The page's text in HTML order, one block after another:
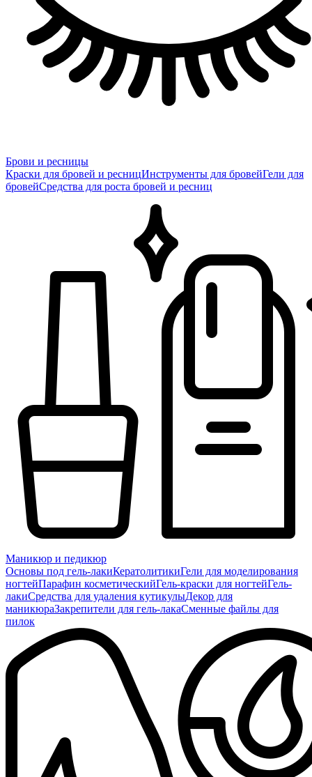
Брови и ресницы
Краски для бровей и ресницИнструменты для бровейГели для
бровейСредства для роста бровей и ресниц
Маникюр и педикюр
Основы под гель-лакиКератолитикиГели для моделирования
ногтейПарафин косметическийГель-краски для ногтейГель-
лакиСредства для удаления кутикулыДекор для
маникюраЗакрепители для гель-лакаСменные файлы для
пилок